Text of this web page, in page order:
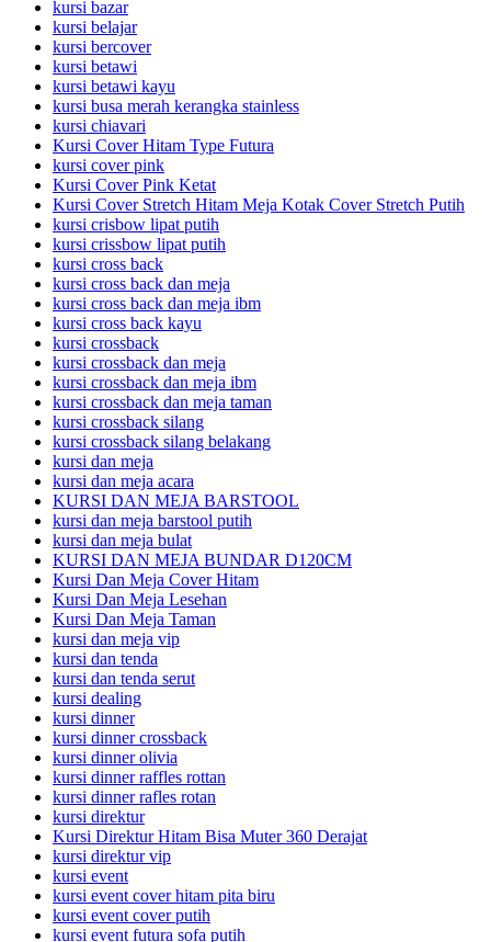
kursi bazar
kursi belajar
kursi bercover
kursi betawi
kursi betawi kayu
kursi busa merah kerangka stainless
kursi chiavari
Kursi Cover Hitam Type Futura
kursi cover pink
Kursi Cover Pink Ketat
Kursi Cover Stretch Hitam Meja Kotak Cover Stretch Putih
kursi crisbow lipat putih
kursi crissbow lipat putih
kursi cross back
kursi cross back dan meja
kursi cross back dan meja ibm
kursi cross back kayu
kursi crossback
kursi crossback dan meja
kursi crossback dan meja ibm
kursi crossback dan meja taman
kursi crossback silang
kursi crossback silang belakang
kursi dan meja
kursi dan meja acara
KURSI DAN MEJA BARSTOOL
kursi dan meja barstool putih
kursi dan meja bulat
KURSI DAN MEJA BUNDAR D120CM
Kursi Dan Meja Cover Hitam
Kursi Dan Meja Lesehan
Kursi Dan Meja Taman
kursi dan meja vip
kursi dan tenda
kursi dan tenda serut
kursi dealing
kursi dinner
kursi dinner crossback
kursi dinner olivia
kursi dinner raffles rottan
kursi dinner rafles rotan
kursi direktur
Kursi Direktur Hitam Bisa Muter 360 Derajat
kursi direktur vip
kursi event
kursi event cover hitam pita biru
kursi event cover putih
kursi event futura sofa putih